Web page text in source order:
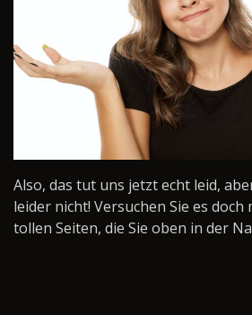
Also, das tut uns jetzt echt leid,
leider nicht! Versuchen Sie es
tollen Seiten, die Sie oben in der